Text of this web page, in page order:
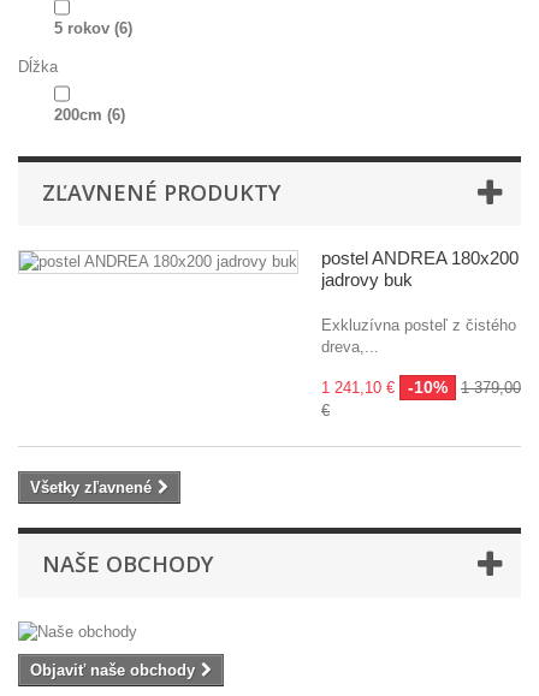
5 rokov (6)
Dĺžka
200cm (6)
ZĽAVNENÉ PRODUKTY
postel ANDREA 180x200
jadrovy buk
Exkluzívna posteľ z čistého
dreva,...
1 241,10 € -10%
1 379,00
€
Všetky zľavnené
NAŠE OBCHODY
Objaviť naše obchody